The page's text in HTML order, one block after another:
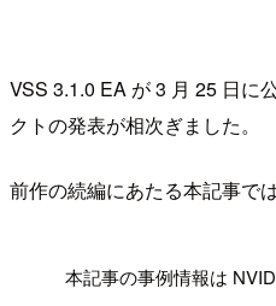
VSS 3.1.0 EA が 3 月 25 日に
クトの発表が相次ぎました。
前作の続編にあたる本記事で
本記事の事例情報は